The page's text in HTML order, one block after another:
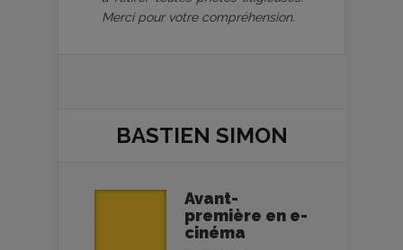
Merci pour votre compréhension.
BASTIEN SIMON
Avant-
première en e-
cinéma